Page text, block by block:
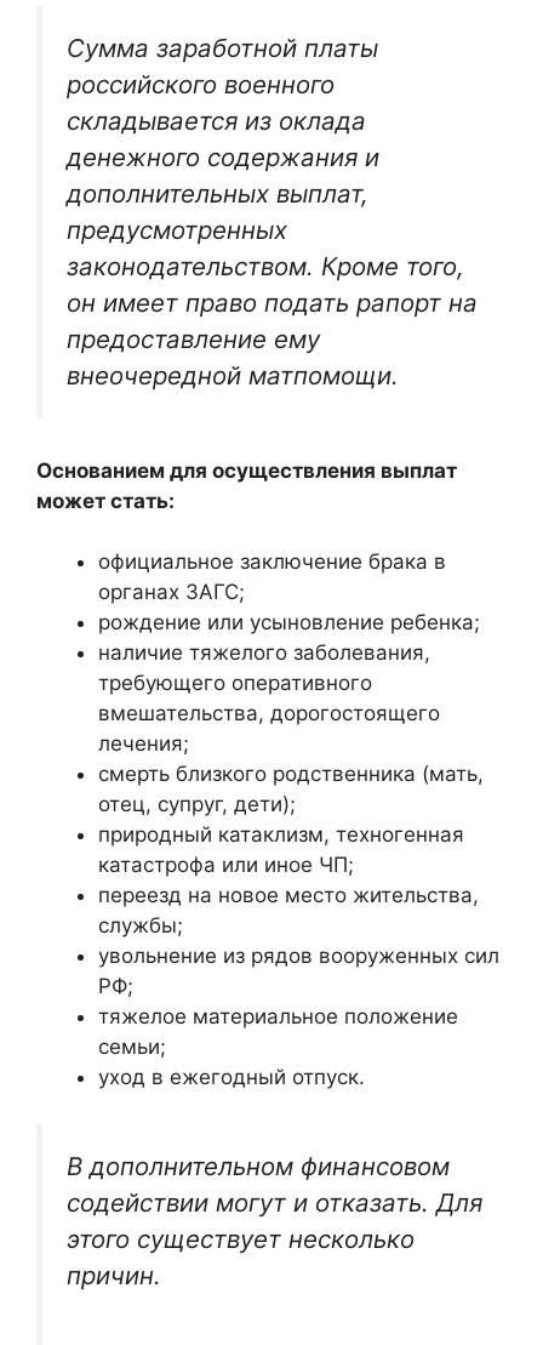
Сумма заработной платы
российского военного
складывается из оклада
денежного содержания и
дополнительных выплат,
предусмотренных
законодательством. Кроме того,
он имеет право подать рапорт на
предоставление ему
внеочередной матпомощи.
Основанием для осуществления выплат
может стать:
официальное заключение брака в
органах ЗАГС;
рождение или усыновление ребенка;
наличие тяжелого заболевания,
требующего оперативного
вмешательства, дорогостоящего
лечения;
смерть близкого родственника (мать,
отец, супруг, дети);
природный катаклизм, техногенная
катастрофа или иное ЧП;
переезд на новое место жительства,
службы;
увольнение из рядов вооруженных сил
РФ;
тяжелое материальное положение
семьи;
уход в ежегодный отпуск.
В дополнительном финансовом
содействии могут и отказать. Для
этого существует несколько
причин.